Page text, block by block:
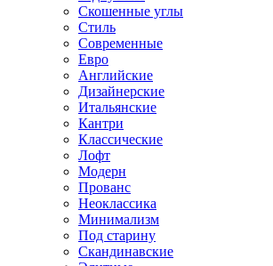
Скошенные углы
Стиль
Современные
Евро
Английские
Дизайнерские
Итальянские
Кантри
Классические
Лофт
Модерн
Прованс
Неоклассика
Минимализм
Под старину
Скандинавские